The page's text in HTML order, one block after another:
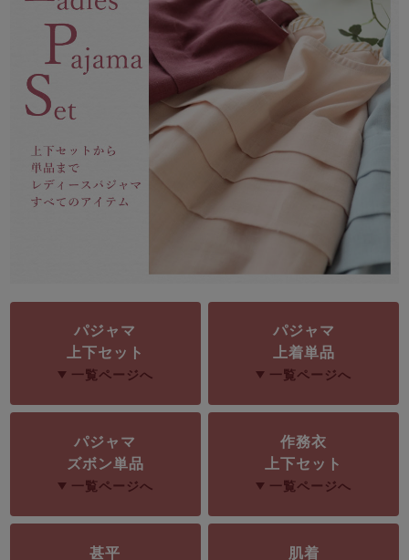
春 夏 秋 冬
ガールズパジャマ
ボーイズパジャマ
柄物
新着商品
- New Arrival -
売れ筋ランキング
- Item Ranking -
- New Arrival -
目的別でさがす一覧はこちら
パジャマ
長袖
前開き スリーパー
パジャマ
上下セット
一覧ページへ
パジャマ
上着単品
一覧ページへ
パジャマ
ズボン単品
一覧ページへ
作務衣
上下セット
一覧ページへ
甚平
肌着